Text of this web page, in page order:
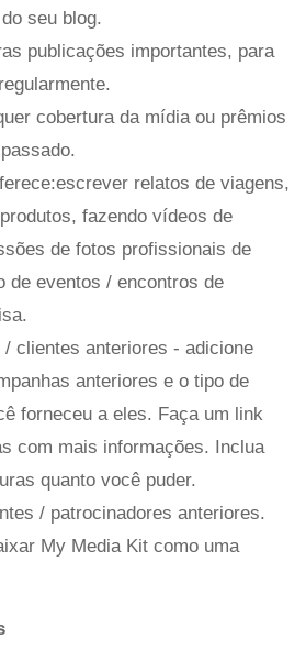
seu blog.
publicações importantes, para
cobertura da mídia ou prêmios
relatos de viagens,
fazendo vídeos de
de fotos profissionais de
de eventos / encontros de
clientes anteriores - adicione
anteriores e o tipo de
forneceu a eles. Faça um link
com mais informações. Inclua
quanto você puder.
/ patrocinadores anteriores.
My Media Kit como uma